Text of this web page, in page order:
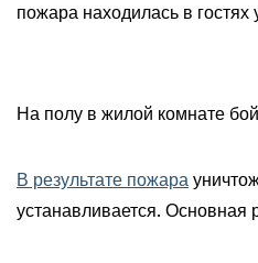
пожара находилась в гостях
На полу в жилой комнате
В результате пожара
устанавливается. Основная